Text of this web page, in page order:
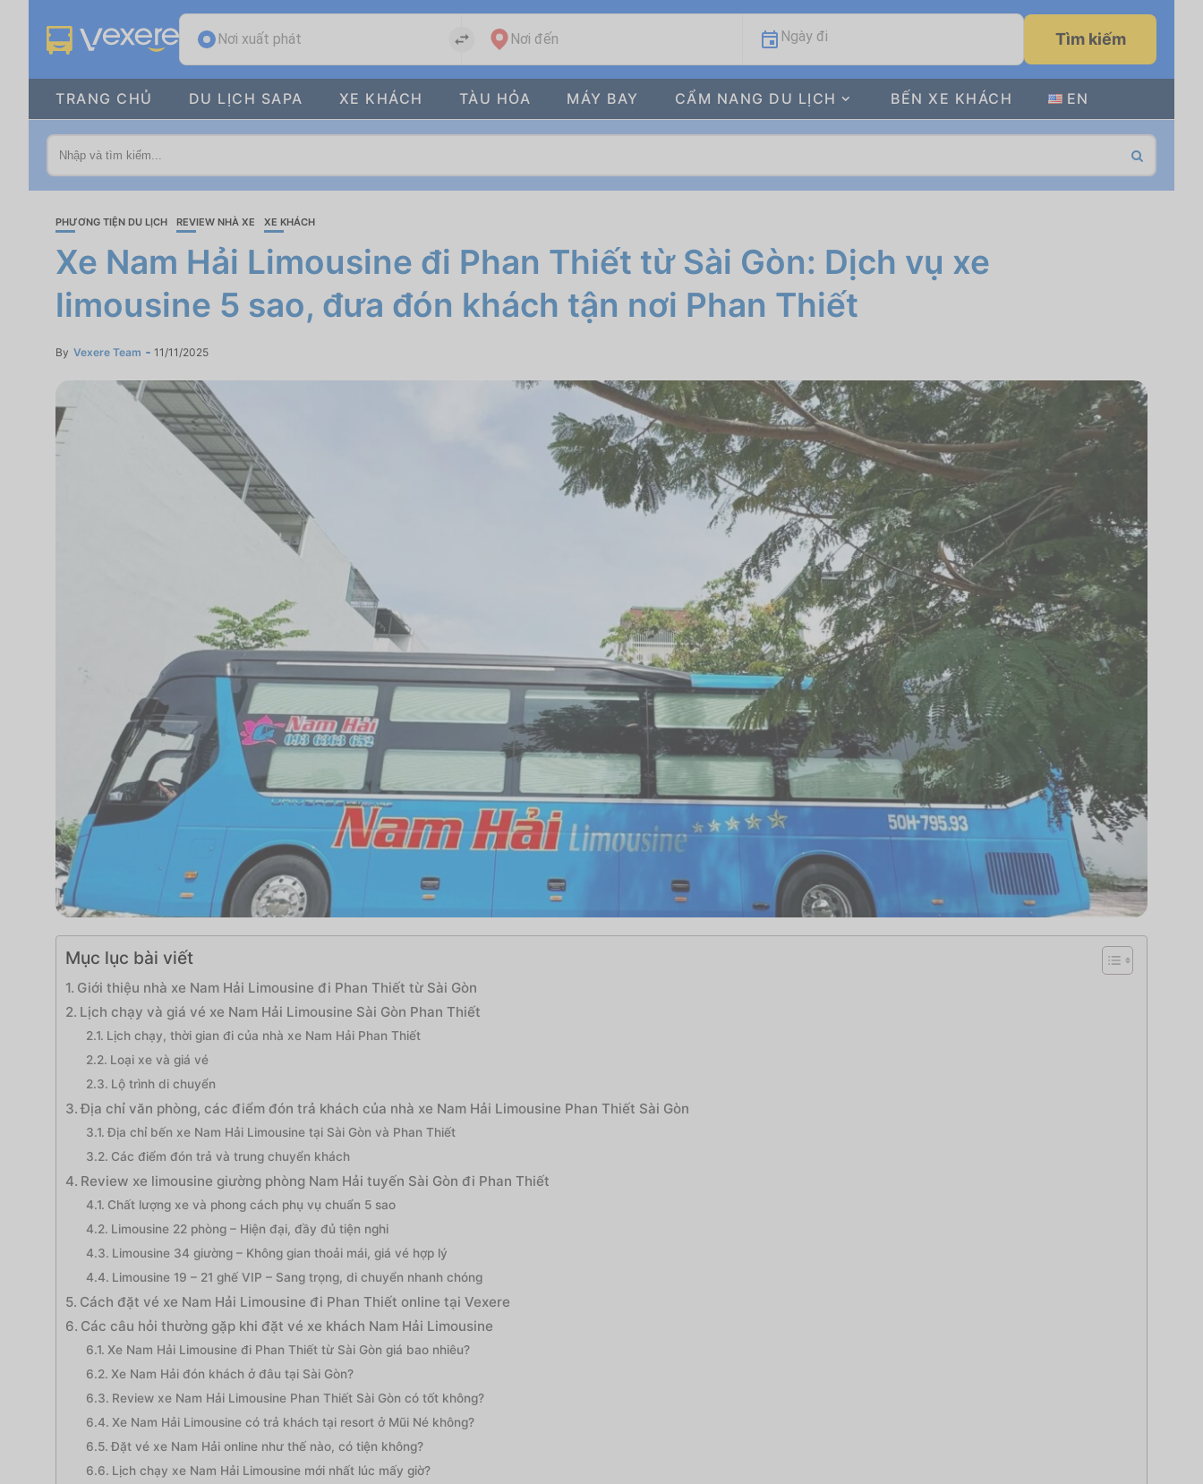
Nơi xuất phát Nơi đến Ngày đi Tìm kiếm
TRANG CHỦ DU LỊCH SAPA XE KHÁCH TÀU HỎA MÁY BAY CẨM NANG DU LỊCH BẾN XE KHÁCH EN
PHƯƠNG TIỆN DU LỊCH REVIEW NHÀ XE XE KHÁCH
Xe Nam Hải Limousine đi Phan Thiết từ Sài Gòn: Dịch vụ xe
limousine 5 sao, đưa đón khách tận nơi Phan Thiết
By Vexere Team 11/11/2025
Mục lục bài viết
Giới thiệu nhà xe Nam Hải Limousine đi Phan Thiết từ Sài Gòn
Lịch chạy và giá vé xe Nam Hải Limousine Sài Gòn Phan Thiết
Lịch chạy, thời gian đi của nhà xe Nam Hải Phan Thiết
Loại xe và giá vé
Lộ trình di chuyển
Địa chỉ văn phòng, các điểm đón trả khách của nhà xe Nam Hải Limousine Phan Thiết Sài Gòn
Địa chỉ bến xe Nam Hải Limousine tại Sài Gòn và Phan Thiết
Các điểm đón trả và trung chuyển khách
Review xe limousine giường phòng Nam Hải tuyến Sài Gòn đi Phan Thiết
Chất lượng xe và phong cách phụ vụ chuẩn 5 sao
Limousine 22 phòng – Hiện đại, đầy đủ tiện nghi
Limousine 34 giường – Không gian thoải mái, giá vé hợp lý
Limousine 19 – 21 ghế VIP – Sang trọng, di chuyển nhanh chóng
Cách đặt vé xe Nam Hải Limousine đi Phan Thiết online tại Vexere
Các câu hỏi thường gặp khi đặt vé xe khách Nam Hải Limousine
Xe Nam Hải Limousine đi Phan Thiết từ Sài Gòn giá bao nhiêu?
Xe Nam Hải đón khách ở đâu tại Sài Gòn?
Review xe Nam Hải Limousine Phan Thiết Sài Gòn có tốt không?
Xe Nam Hải Limousine có trả khách tại resort ở Mũi Né không?
Đặt vé xe Nam Hải online như thế nào, có tiện không?
Lịch chạy xe Nam Hải Limousine mới nhất lúc mấy giờ?